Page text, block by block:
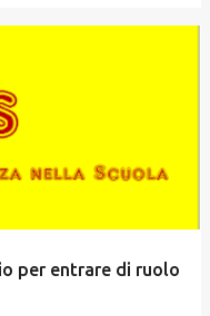
per entrare di ruolo